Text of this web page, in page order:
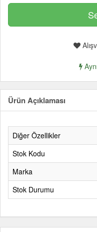
Ürün Açıklaması
Diğer Özellikler
Stok Kodu
Marka
Stok Durumu